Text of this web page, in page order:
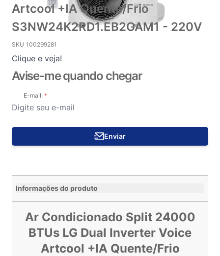
Artcool +IA Quente/Frio
S3NW24K2RD1.EB2GAM1 - 220V
SKU 100299281
Clique e veja!
Avise-me quando chegar
E-mail:
Enviar
Informações do produto
Ar Condicionado Split 24000
BTUs LG Dual Inverter Voice
Artcool +IA Quente/Frio